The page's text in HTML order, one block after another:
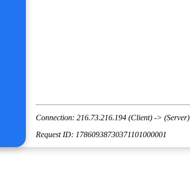
Connection: 216.73.216.194 (Client) -> (Server)
Request ID: 17860938730371101000001